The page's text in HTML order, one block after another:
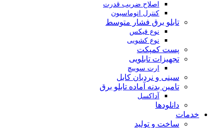
اصلاح ضریب قدرت
کنترل اتوماسیون
تابلو برق فشار متوسط
نوع فیکس
نوع کشویی
پست کمپکت
تجهیزات تابلویی
ارت سوییچ
سینی و نردبان کابل
تامین بدنه آماده تابلو برق
آداکسل
دانلودها
خدمات
ساخت و تولید